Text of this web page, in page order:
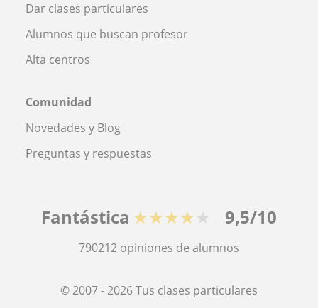
Dar clases particulares
Alumnos que buscan profesor
Alta centros
Comunidad
Novedades y Blog
Preguntas y respuestas
Fantástica ★★★★★ 9,5/10
790212 opiniones de alumnos
© 2007 - 2026 Tus clases particulares